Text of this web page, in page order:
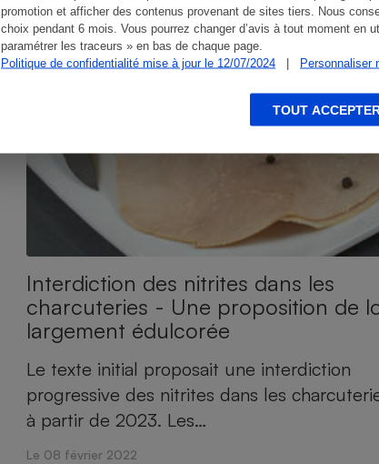
promotion et afficher des contenus provenant de sites tiers. Nous
choix pendant 6 mois. Vous pourrez changer d’avis à tout moment en
paramétrer les traceurs » en bas de chaque page.
Politique de confidentialité mise à jour le 12/07/2024
| Personnaliser
TOUT
Interdiction des nitrites dans les
charcuteries - Une proposition de
largement édulcorée
Le texte initial proposait une interdiction
progressive des nitrites dans les
à partir de 2023. Les…
Le 08 février 2022